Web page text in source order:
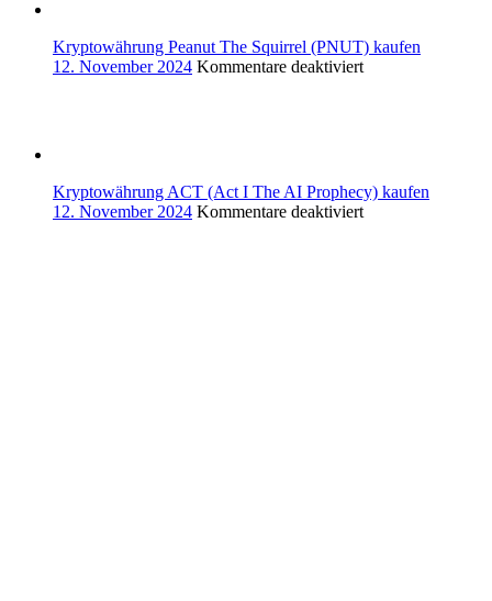
Kryptowährung Peanut The Squirrel (PNUT) kaufen
12. November 2024 Kommentare deaktiviertfür
kaufen
Kryptowährung ACT (Act I The AI Prophecy) kaufen
12. November 2024 Kommentare deaktiviertfür